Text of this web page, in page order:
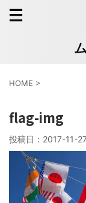
HOME >
flag-img
投稿日： 2017-11-